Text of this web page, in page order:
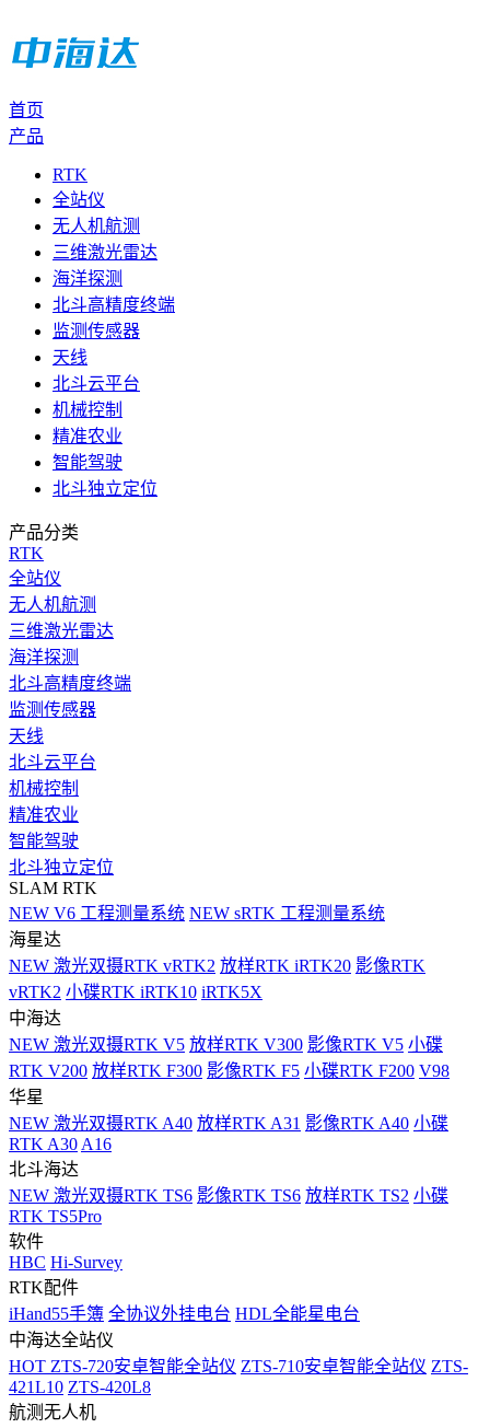
首页
产品
RTK
全站仪
无人机航测
三维激光雷达
海洋探测
北斗高精度终端
监测传感器
天线
北斗云平台
机械控制
精准农业
智能驾驶
北斗独立定位
产品分类
RTK
全站仪
无人机航测
三维激光雷达
海洋探测
北斗高精度终端
监测传感器
天线
北斗云平台
机械控制
精准农业
智能驾驶
北斗独立定位
SLAM RTK
NEW V6 工程测量系统 NEW sRTK 工程测量系统
海星达
NEW 激光双摄RTK vRTK2 放样RTK iRTK20 影像RTK
vRTK2 小碟RTK iRTK10 iRTK5X
中海达
NEW 激光双摄RTK V5 放样RTK V300 影像RTK V5 小碟
RTK V200 放样RTK F300 影像RTK F5 小碟RTK F200 V98
华星
NEW 激光双摄RTK A40 放样RTK A31 影像RTK A40 小碟
RTK A30 A16
北斗海达
NEW 激光双摄RTK TS6 影像RTK TS6 放样RTK TS2 小碟
RTK TS5Pro
软件
HBC Hi-Survey
RTK配件
iHand55手簿 全协议外挂电台 HDL全能星电台
中海达全站仪
HOT ZTS-720安卓智能全站仪 ZTS-710安卓智能全站仪 ZTS-
421L10 ZTS-420L8
航测无人机